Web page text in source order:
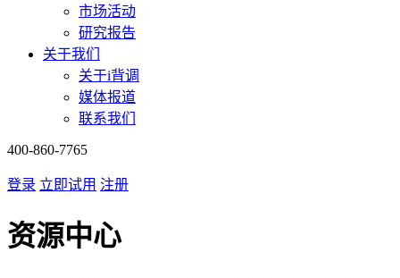
市场活动
研究报告
关于我们
关于i背调
媒体报道
联系我们
400-860-7765
登录 立即试用 注册
资源中心